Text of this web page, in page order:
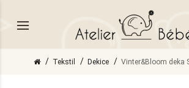
Tekstil Dekice Vinter&Bloom deka